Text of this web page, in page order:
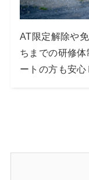
AT限定解除や
ちまでの研修
ートの方も安心